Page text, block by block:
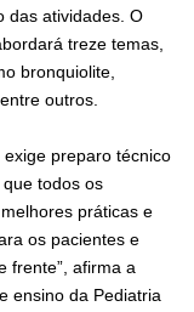
das atividades. O
treze temas,
bronquiolite,
outros.
preparo técnico
todos os
práticas e
os pacientes e
frente”, afirma a
ensino da Pediatria